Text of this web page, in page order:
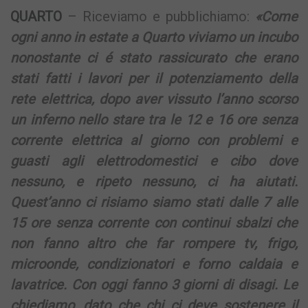
QUARTO – Riceviamo e pubblichiamo: «Come
ogni anno in estate a Quarto viviamo un incubo
nonostante ci é stato rassicurato che erano
stati fatti i lavori per il potenziamento della
rete elettrica, dopo aver vissuto l’anno scorso
un inferno nello stare tra le 12 e 16 ore senza
corrente elettrica al giorno con problemi e
guasti agli elettrodomestici e cibo dove
nessuno, e ripeto nessuno, ci ha aiutati.
Quest’anno ci risiamo siamo stati dalle 7 alle
15 ore senza corrente con continui sbalzi che
non fanno altro che far rompere tv, frigo,
microonde, condizionatori e forno caldaia e
lavatrice. Con oggi fanno 3 giorni di disagi. Le